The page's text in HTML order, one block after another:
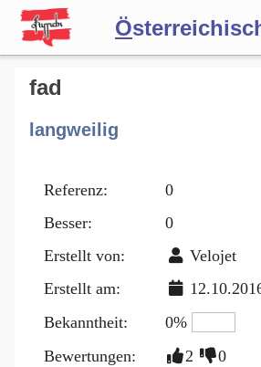
Ö
Forum
Blog
fad
langweilig
Referenz:
0
Besser:
0
Erstellt von:
Velojet
Erstellt am:
Bekanntheit:
0%
Bewertungen:
2 0